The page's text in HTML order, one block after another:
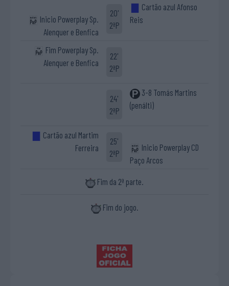
Inicio Powerplay Sp.
Alenquer e Benfica
20'
2ªP
Cartão azul Afonso
Reis
Fim Powerplay Sp.
Alenquer e Benfica
22'
2ªP
24'
2ªP
3-8 Tomás Martins
(penálti)
Cartão azul Martim
Ferreira
25'
2ªP
Inicio Powerplay CD
Paço Arcos
Fim da 2ª parte.
Fim do jogo.